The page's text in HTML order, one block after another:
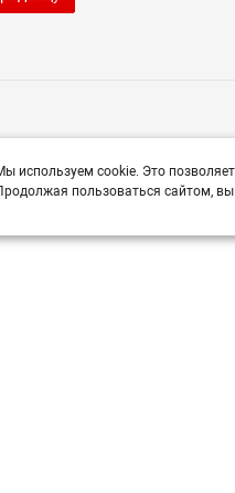
используем cookie. Это
пользоваться сайтом,